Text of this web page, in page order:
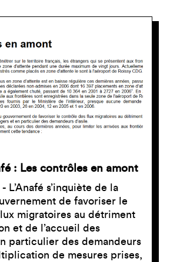
: Les contrôles en amont
L’Anafé s’inquiète de la
de favoriser le
migratoires au détriment
et de l’accueil des
particulier des demandeurs
de mesures prises,